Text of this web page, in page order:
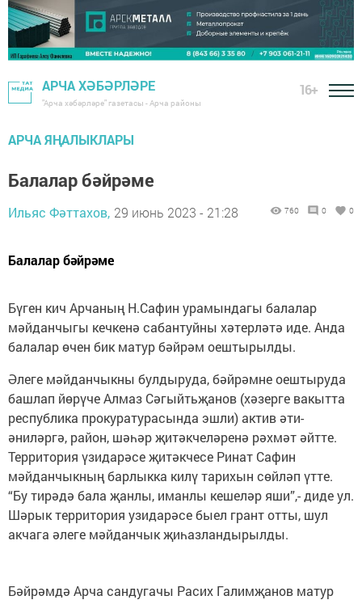
АРЧА ХӘБӘРЛӘРЕ
"Арча хәбәрләре" газетасы - Арча районы
16+
АРЧА ЯҢАЛЫКЛАРЫ
Балалар бәйрәме
Ильяс Фәттахов, 29 июнь 2023 - 21:28 760 0 0
Балалар бәйрәме
Бүген кич Арчаның Н.Сафин урамындагы балалар
мәйданчыгы кечкенә сабантуйны хәтерләтә иде. Анда
балалар өчен бик матур бәйрәм оештырылды.
Әлеге мәйданчыкны булдыруда, бәйрәмне оештыруда
башлап йөрүче Алмаз Сәгыйтьҗанов (хәзерге вакытта
республика прокуратурасында эшли) актив әти-
әниләргә, район, шәһәр җитәкчеләренә рәхмәт әйтте.
Территория үзидарәсе җитәкчесе Ринат Сафин
мәйданчыкның барлыкка килү тарихын сөйләп үтте.
“Бу тирәдә бала җанлы, иманлы кешеләр яши”,- диде ул.
Шәрык территория узидарәсе быел грант отты, шул
акчага әлеге мәйданчык җиһазландырылды.
Бәйрәмдә Арча сандугачы Расих Галимҗанов матур